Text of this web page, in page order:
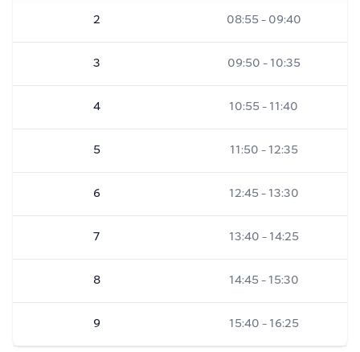
2 08:55 - 09:40
3 09:50 - 10:35
4 10:55 - 11:40
5 11:50 - 12:35
6 12:45 - 13:30
7 13:40 - 14:25
8 14:45 - 15:30
9 15:40 - 16:25